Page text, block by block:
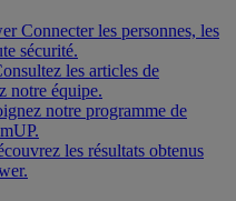
Connecter les personnes, les
sécurité.
les articles de
notre équipe.
notre programme de
les résultats obtenus